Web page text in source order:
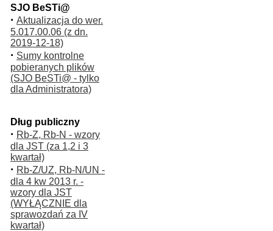
SJO BeSTi@
· Aktualizacja do wer.
5.017.00.06 (z dn.
2019-12-18)
· Sumy kontrolne
pobieranych plików
(SJO BeSTi@ - tylko
dla Administratora)
Dług publiczny
· Rb-Z, Rb-N - wzory
dla JST (za 1,2 i 3
kwartał)
· Rb-Z/UZ, Rb-N/UN -
dla 4 kw 2013 r. -
wzory dla JST
(WYŁĄCZNIE dla
sprawozdań za IV
kwartał)